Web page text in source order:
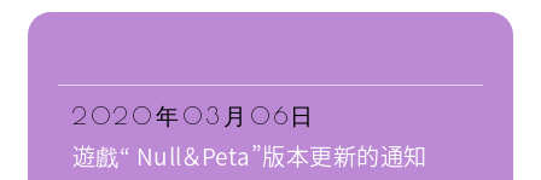
2020年03月06日
遊戲“ Null＆Peta”版本更新的通知